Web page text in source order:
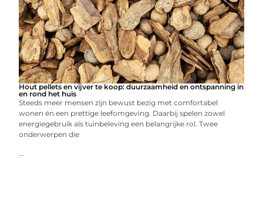
Hout pellets en vijver te koop: duurzaamheid en ontspanning in
en rond het huis
Steeds meer mensen zijn bewust bezig met comfortabel
wonen én een prettige leefomgeving. Daarbij spelen zowel
energiegebruik als tuinbeleving een belangrijke rol. Twee
onderwerpen die
...